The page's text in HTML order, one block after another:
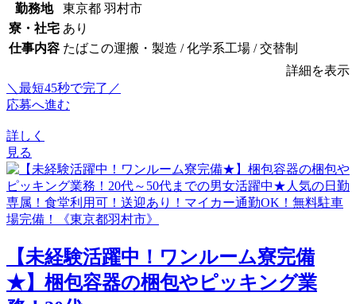
勤務地
東京都 羽村市
寮・社宅 あり
仕事内容 たばこの運搬・製造 / 化学系工場 / 交替制
詳細を表示
＼最短45秒で完了／
応募へ進む
詳しく
見る
【未経験活躍中！ワンルーム寮完備
★】梱包容器の梱包やピッキング業